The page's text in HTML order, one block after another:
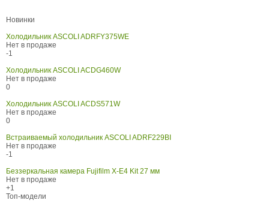
Новинки
Холодильник ASCOLI ADRFY375WE
Нет в продаже
-1
Холодильник ASCOLI ACDG460W
Нет в продаже
0
Холодильник ASCOLI ACDS571W
Нет в продаже
0
Встраиваемый холодильник ASCOLI ADRF229BI
Нет в продаже
-1
Беззеркальная камера Fujifilm X-E4 Kit 27 мм
Нет в продаже
+1
Топ-модели